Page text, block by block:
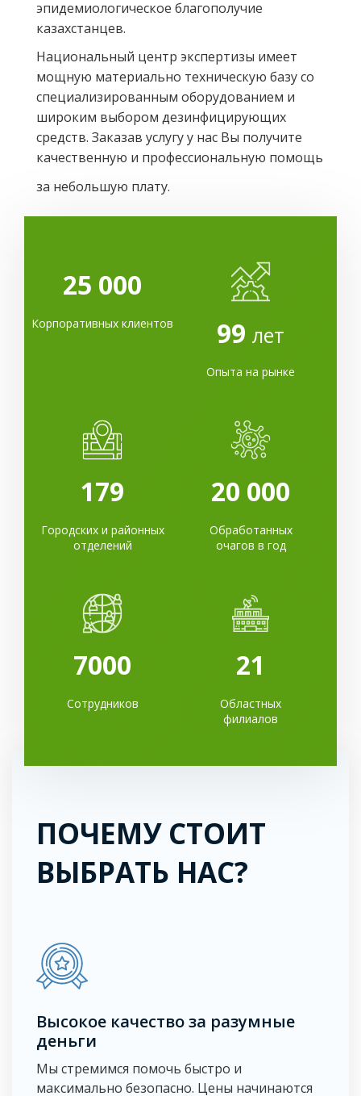
эпидемиологическое благополучие
казахстанцев.
Национальный центр экспертизы имеет
мощную материально техническую базу со
специализированным оборудованием и
широким выбором дезинфицирующих
средств. Заказав услугу у нас Вы получите
качественную и профессиональную помощь
за небольшую плату.
25 000
Корпоративных клиентов 99 лет
Опыта на рынке
179
Городских и районных
отделений
20 000
Обработанных
очагов в год
7000
Сотрудников
21
Областных
филиалов
ПОЧЕМУ СТОИТ
ВЫБРАТЬ НАС?
Высокое качество за разумные
деньги
Мы стремимся помочь быстро и
максимально безопасно. Цены начинаются